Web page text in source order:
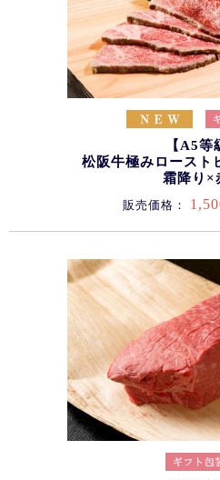
【A5等
松阪牛極みロースト
霜降り×
販売価格：